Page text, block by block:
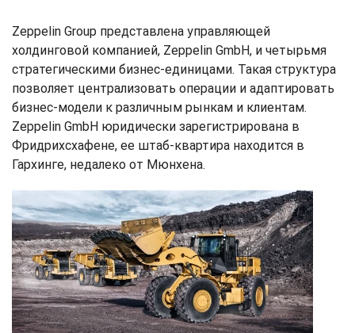
Zeppelin Group представлена управляющей
холдинговой компанией, Zeppelin GmbH, и четырьмя
стратегическими бизнес-единицами. Такая структура
позволяет централизовать операции и адаптировать
бизнес-модели к различным рынкам и клиентам.
Zeppelin GmbH юридически зарегистрирована в
Фридрихсхафене, ее штаб-квартира находится в
Гархинге, недалеко от Мюнхена.